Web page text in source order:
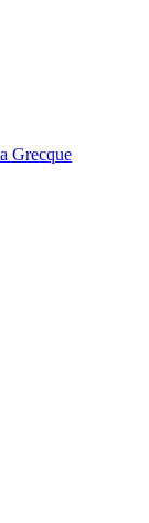
Grecque